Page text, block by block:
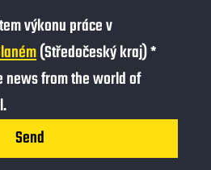
(Středočeský kraj)*
news from the world of
Send